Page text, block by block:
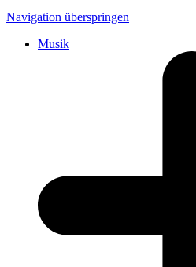
Navigation überspringen
Musik